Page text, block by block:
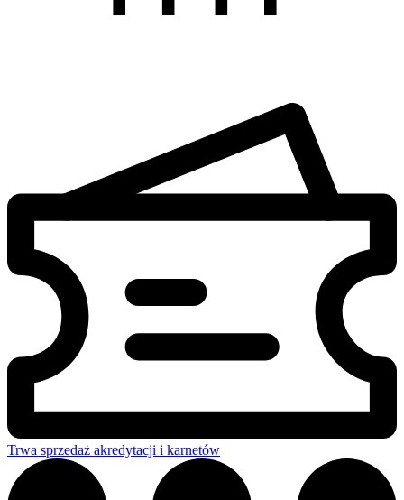
Trwa sprzedaż akredytacji i karnetów